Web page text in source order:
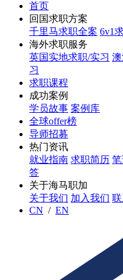
首页
回国求职方案
千里马求职全案 6v1
海外求职服务
英国实地求职/实习
习
求职课程
成功案例
学员故事 案例库
全球offer榜
导师招募
热门资讯
就业指南 求职简历
答
关于海马职加
关于我们 加入我们
CN / EN